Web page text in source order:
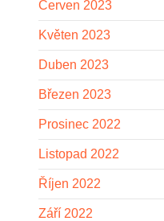
Červen 2023
Květen 2023
Duben 2023
Březen 2023
Prosinec 2022
Listopad 2022
Říjen 2022
Září 2022